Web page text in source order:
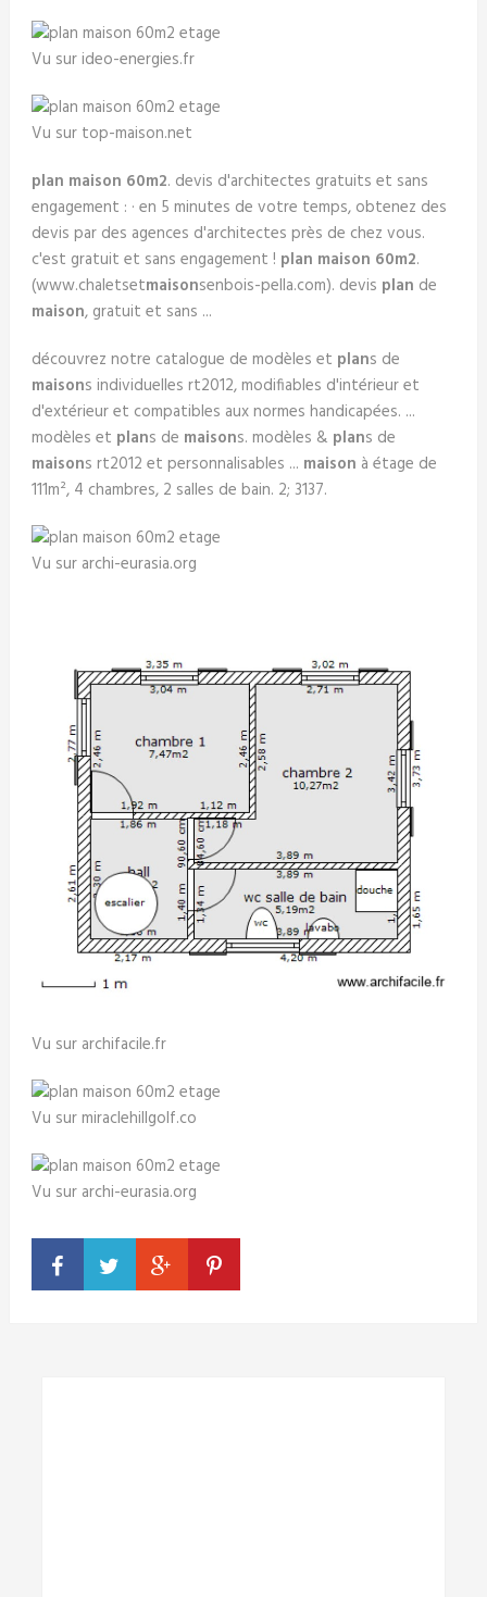
Vu sur ideo-energies.fr
Vu sur top-maison.net
plan maison 60m2. devis d'architectes gratuits et sans
engagement : · en 5 minutes de votre temps, obtenez des
devis par des agences d'architectes près de chez vous.
c'est gratuit et sans engagement ! plan maison 60m2.
(www.chaletsetmaisonsenbois-pella.com). devis plan de
maison, gratuit et sans ...
découvrez notre catalogue de modèles et plans de
maisons individuelles rt2012, modifiables d'intérieur et
d'extérieur et compatibles aux normes handicapées. ...
modèles et plans de maisons. modèles & plans de
maisons rt2012 et personnalisables ... maison à étage de
111m², 4 chambres, 2 salles de bain. 2; 3137.
Vu sur archi-eurasia.org
Vu sur archifacile.fr
Vu sur miraclehillgolf.co
Vu sur archi-eurasia.org